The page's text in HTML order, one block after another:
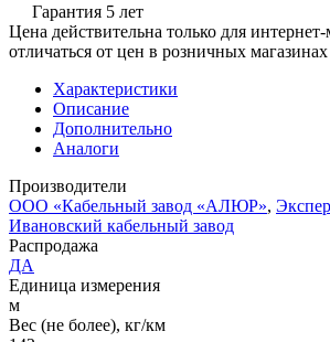
Гарантия 5 лет
Цена действительна только для
отличаться от цен в розничных магазинах
Характеристики
Описание
Дополнительно
Аналоги
Производители
ООО «Кабельный завод «АЛЮР»,
Ивановский кабельный завод
Распродажа
ДА
Единица измерения
м
Вес (не более), кг/км